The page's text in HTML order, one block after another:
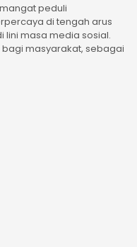
peduli
di tengah arus
lini masa media sosial.
masyarakat, sebagai